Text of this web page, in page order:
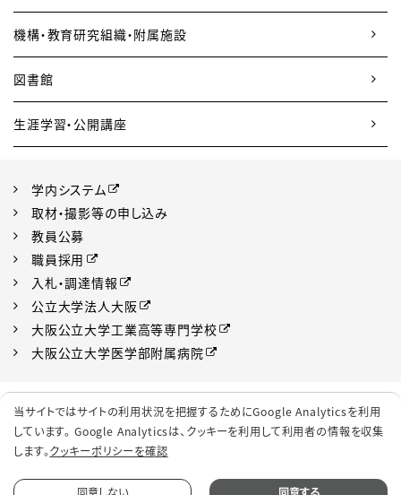
当サイトではサイトの利用状況を把握するためにGoogle Analyticsを利用
しています。 Google Analyticsは、 クッキーを利用して利用者の情報を収集
します。クッキーポリシーを確認
機構・教育研究組織・附属施設
図書館
生涯学習・公開講座
学内システム
取材・撮影等の申し込み
教員公募
職員採用
入札・調達情報
公立大学法人大阪
大阪公立大学工業高等専門学校
大阪公立大学医学部附属病院
プライバシーポリシー
サイトポリシー
ソーシャルメディアポリシー
クッキーポリシー
サイトマップ